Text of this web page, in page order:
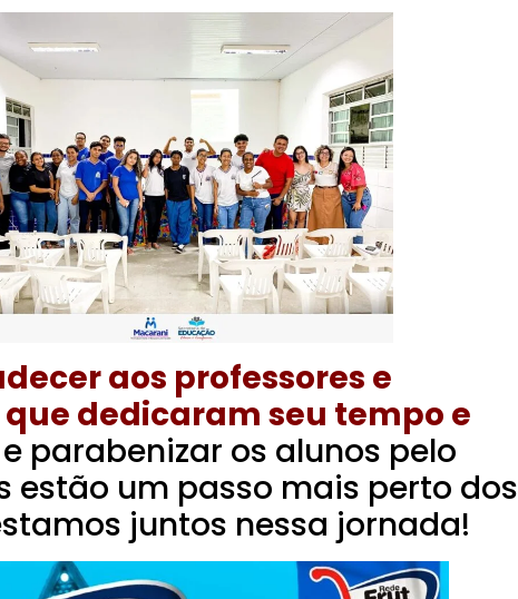
aos professores e
dedicaram seu tempo e
e parabenizar os alunos pelo
estão um passo mais perto dos
juntos nessa jornada!